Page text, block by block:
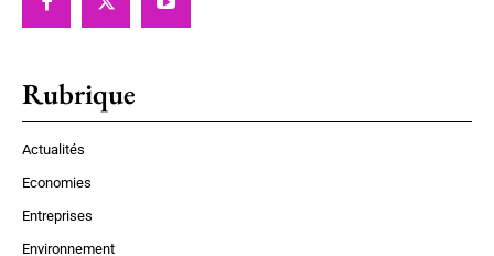
Rubrique
Actualités
Economies
Entreprises
Environnement